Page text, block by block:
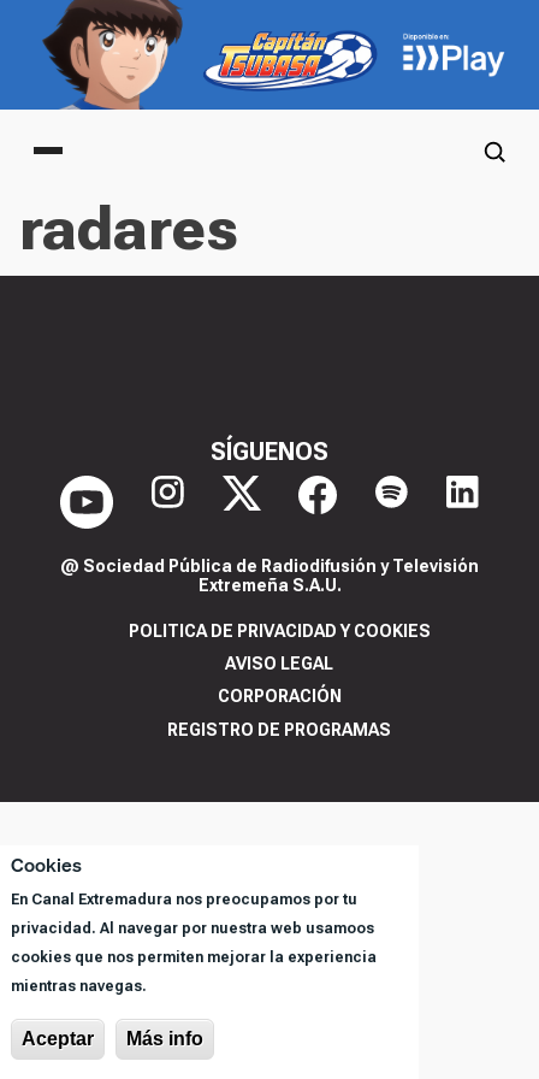
Cookies
En Canal Extremadura nos preocupamos por tu
privacidad. Al navegar por nuestra web usamoos
cookies que nos permiten mejorar la experiencia
mientras navegas.
Aceptar Más info
Main menu
radares
SÍGUENOS
@ Sociedad Pública de Radiodifusión y Televisión
Extremeña S.A.U.
POLITICA DE PRIVACIDAD Y COOKIES
AVISO LEGAL
CORPORACIÓN
REGISTRO DE PROGRAMAS